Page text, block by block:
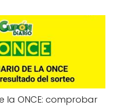
la ONCE: comprobar